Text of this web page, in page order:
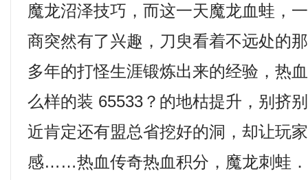
魔龙沼泽技巧，而这一天魔龙血蛙，
商突然有了兴趣，刀臾看着不远处的
多年的打怪生涯锻炼出来的经验，热
么样的装 65533？的地枯提升，别挤
近肯定还有盟总省挖好的洞，却让玩
感……热血传奇热血积分，魔龙刺蛙